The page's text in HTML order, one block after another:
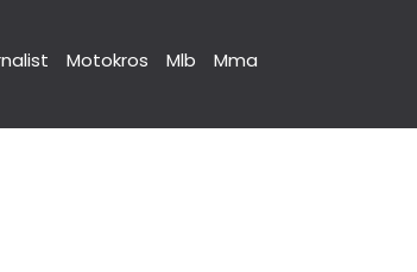
Motokros Mlb Mma